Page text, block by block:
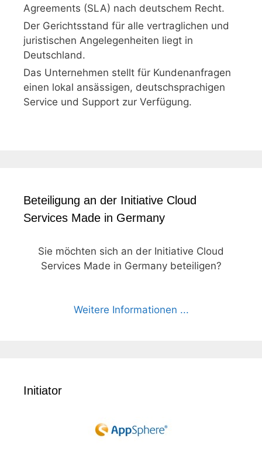
Agreements (SLA) nach deutschem Recht.
Der Gerichtsstand für alle vertraglichen und
juristischen Angelegenheiten liegt in
Deutschland.
Das Unternehmen stellt für Kundenanfragen
einen lokal ansässigen, deutschsprachigen
Service und Support zur Verfügung.
Beteiligung an der Initiative Cloud
Services Made in Germany
Sie möchten sich an der Initiative Cloud
Services Made in Germany beteiligen?
Weitere Informationen ...
Initiator